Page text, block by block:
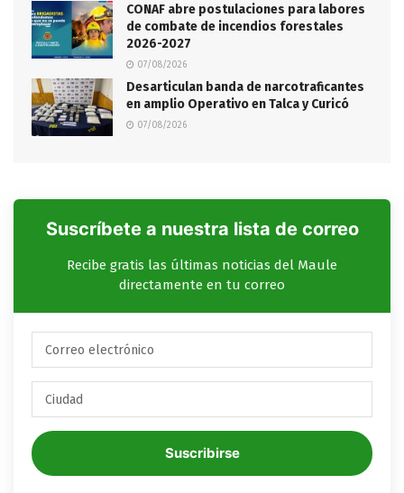
CONAF abre postulaciones para labores
de combate de incendios forestales
2026-2027
07/08/2026
Desarticulan banda de narcotraficantes
en amplio Operativo en Talca y Curicó
07/08/2026
Suscríbete a nuestra lista de correo
Recibe gratis las últimas noticias del Maule
directamente en tu correo
Suscribirse